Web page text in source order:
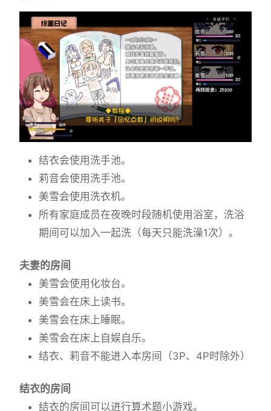
结衣会使用洗手池。
莉音会使用洗手池。
美雪会使用洗衣机。
所有家庭成员在夜晚时段随机使用浴室，洗浴
期间可以加入一起洗（每天只能洗澡1次）。
夫妻的房间
美雪会使用化妆台。
美雪会在床上读书。
美雪会在床上睡眠。
美雪会在床上自娱自乐。
结衣、莉音不能进入本房间（3P、4P时除外）
结衣的房间
结衣的房间可以进行算术题小游戏。